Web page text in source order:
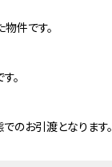
件です。
。
のお引渡となります。